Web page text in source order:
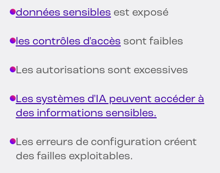
données sensibles est exposé
les contrôles d'accès sont faibles
Les autorisations sont excessives
Les systèmes d'IA peuvent accéder à
des informations sensibles.
Les erreurs de configuration créent
des failles exploitables.